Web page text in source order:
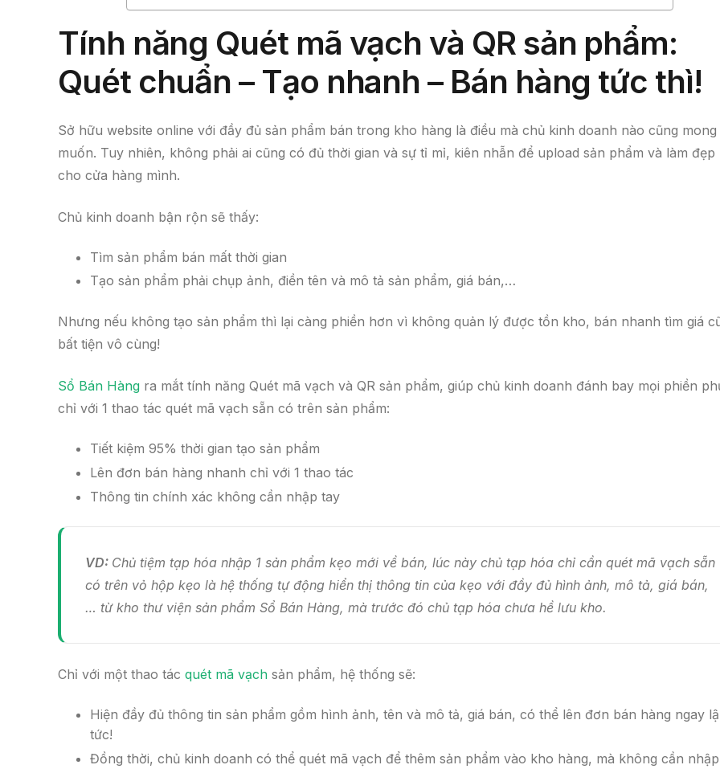
Tính năng Quét mã vạch và QR sản phẩm:
Quét chuẩn – Tạo nhanh – Bán hàng tức thì!
Sở hữu website online với đầy đủ sản phẩm bán trong kho hàng là điều mà chủ kinh doanh nào cũng mong
muốn. Tuy nhiên, không phải ai cũng có đủ thời gian và sự tỉ mỉ, kiên nhẫn để upload sản phẩm và làm đẹp
cho cửa hàng mình.
Chủ kinh doanh bận rộn sẽ thấy:
Tìm sản phẩm bán mất thời gian
Tạo sản phẩm phải chụp ảnh, điền tên và mô tả sản phẩm, giá bán,…
Nhưng nếu không tạo sản phẩm thì lại càng phiền hơn vì không quản lý được tồn kho, bán nhanh tìm giá
bất tiện vô cùng!
Sổ Bán Hàng ra mắt tính năng Quét mã vạch và QR sản phẩm, giúp chủ kinh doanh đánh bay mọi phiền
chỉ với 1 thao tác quét mã vạch sẵn có trên sản phẩm:
Tiết kiệm 95% thời gian tạo sản phẩm
Lên đơn bán hàng nhanh chỉ với 1 thao tác
Thông tin chính xác không cần nhập tay
VD: Chủ tiệm tạp hóa nhập 1 sản phẩm kẹo mới về bán, lúc này chủ tạp hóa chỉ cần quét mã vạch sẵn
có trên vỏ hộp kẹo là hệ thống tự động hiển thị thông tin của kẹo với đầy đủ hình ảnh, mô tả, giá bán,
… từ kho thư viện sản phẩm Sổ Bán Hàng, mà trước đó chủ tạp hóa chưa hề lưu kho.
Chỉ với một thao tác quét mã vạch sản phẩm, hệ thống sẽ:
Hiện đầy đủ thông tin sản phẩm gồm hình ảnh, tên và mô tả, giá bán, có thể lên đơn bán hàng ngay
tức!
Đồng thời, chủ kinh doanh có thể quét mã vạch để thêm sản phẩm vào kho hàng, mà không cần nhập